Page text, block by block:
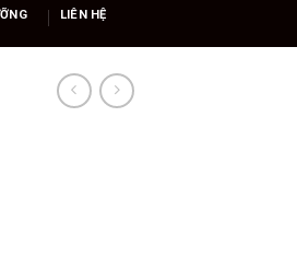
LIÊN HỆ